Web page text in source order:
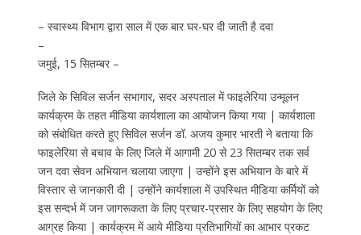
– स्वास्थ्य विभाग द्वारा साल में एक बार घर-घर दी जाती है दवा
–
जमुई, 15 सितम्बर –
जिले के सिविल सर्जन सभागार, सदर अस्पताल में फाइलेरिया उन्मूलन
कार्यक्रम के तहत मीडिया कार्यशाला का आयोजन किया गया | कार्यशाला
को संबोधित करते हुए सिविल सर्जन डॉ. अजय कुमार भारती ने बताया कि
फाइलेरिया से बचाव के लिए जिले में आगामी 20 से 23 सितम्बर तक सर्व
जन दवा सेवन अभियान चलाया जाएगा | उन्होंने इस अभियान के बारे में
विस्तार से जानकारी दी | उन्होंने कार्यशाला में उपस्थित मीडिया कर्मियों को
इस सन्दर्भ में जन जागरूकता के लिए प्रचार-प्रसार के लिए सहयोग के लिए
आग्रह किया | कार्यक्रम में आये मीडिया प्रतिभागियों का आभार प्रकट